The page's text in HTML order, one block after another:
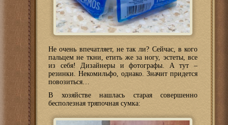
Не очень впечатляет, не так ли? Сейчас, в кого
пальцем не ткни, етить же за ногу, эстеты, все
из себя! Дизайнеры и фотографы. А тут –
резинки. Некомильфо, однако. Значит придется
повозиться…
В хозяйстве нашлась старая совершенно
бесполезная тряпочная сумка: